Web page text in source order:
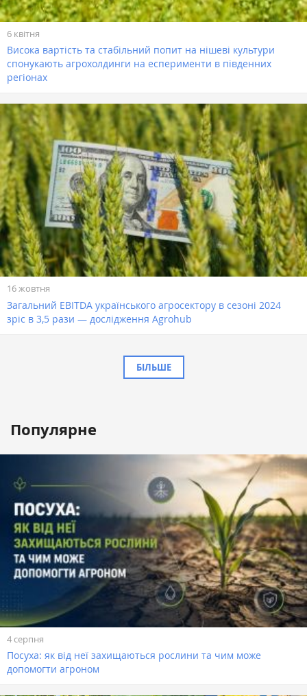
6 квітня
Висока вартість та стабільний попит на нішеві культури
спонукають агрохолдинги на есперименти в південних
регіонах
16 жовтня
Загальний EBITDA українського агросектору в сезоні 2024
зріс в 3,5 рази — дослідження Agrohub
БІЛЬШЕ
Популярне
4 серпня
Посуха: як від неї захищаються рослини та чим може
допомогти агроном